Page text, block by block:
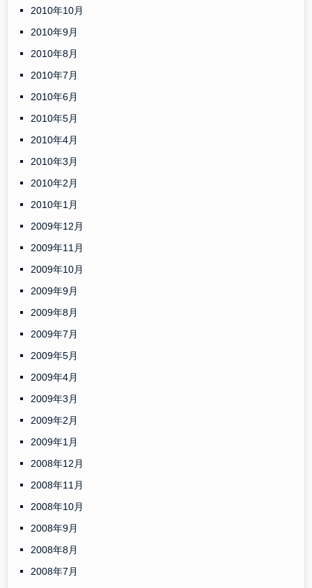
2010年10月
2010年9月
2010年8月
2010年7月
2010年6月
2010年5月
2010年4月
2010年3月
2010年2月
2010年1月
2009年12月
2009年11月
2009年10月
2009年9月
2009年8月
2009年7月
2009年5月
2009年4月
2009年3月
2009年2月
2009年1月
2008年12月
2008年11月
2008年10月
2008年9月
2008年8月
2008年7月